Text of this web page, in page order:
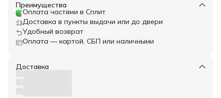
Преимущества
Оплата частями в Сплит
Доставка в пункты выдачи или до двери
Удобный возврат
Оплата — картой, СБП или наличными
Доставка